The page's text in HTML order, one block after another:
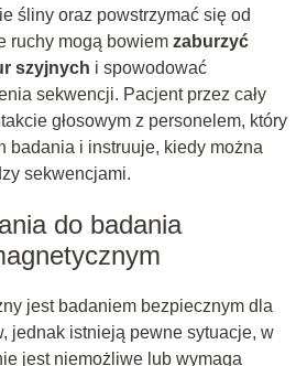
śliny oraz powstrzymać się od
ruchy mogą bowiem zaburzyć
szyjnych i spowodować
sekwencji. Pacjent przez cały
głosowym z personelem, który
badania i instruuje, kiedy można
sekwencjami.
do badania
jest badaniem bezpiecznym dla
jednak istnieją pewne sytuacje, w
jest niemożliwe lub wymaga